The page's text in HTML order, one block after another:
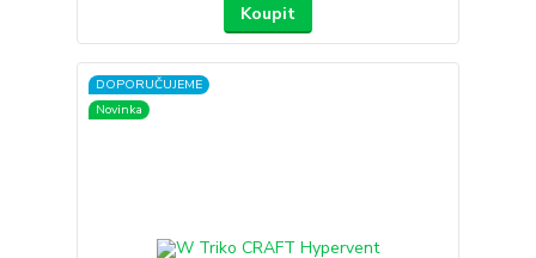
Koupit
DOPORUČUJEME
Novinka